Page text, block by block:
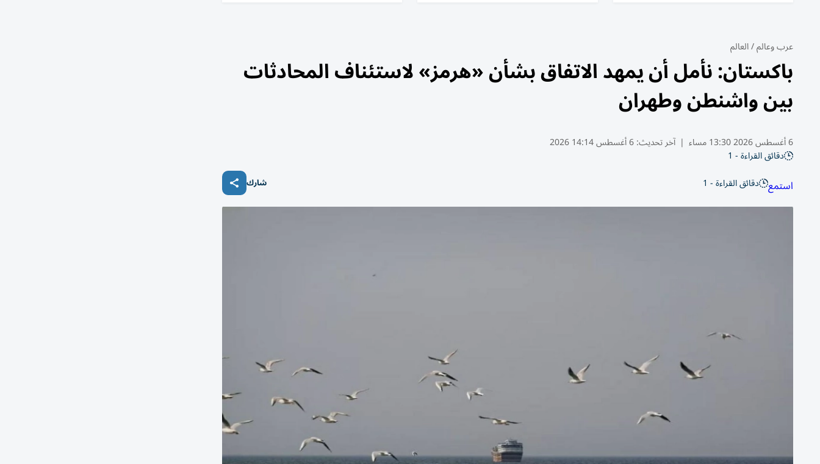
عرب وعالم/العالم
باكستان: نأمل أن يمهد الاتفاق بشأن «هرمز» لاستئناف المحادثات
بين واشنطن وطهران
6 أغسطس 2026 13:30 مساء | آخر تحديث:6 أغسطس 14:14 2026
دقائق القراءة - 1
استمع دقائق القراءة - 1 شارك